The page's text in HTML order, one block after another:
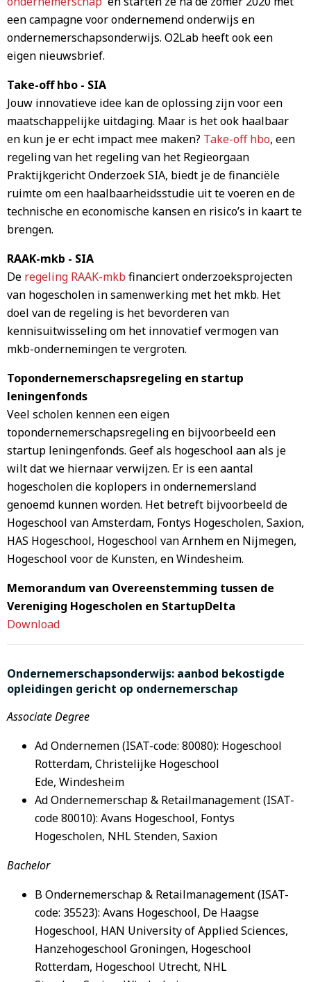
een campagne voor ondernemend onderwijs en
ondernemerschapsonderwijs. O2Lab heeft ook een
eigen nieuwsbrief.
Take-off hbo - SIA
Jouw innovatieve idee kan de oplossing zijn voor een
maatschappelijke uitdaging. Maar is het ook haalbaar
en kun je er echt impact mee maken? Take-off hbo, een
regeling van het regeling van het Regieorgaan
Praktijkgericht Onderzoek SIA, biedt je de financiële
ruimte om een haalbaarheidsstudie uit te voeren en de
technische en economische kansen en risico’s in kaart te
brengen.
RAAK-mkb - SIA
De regeling RAAK-mkb financiert onderzoeksprojecten
van hogescholen in samenwerking met het mkb. Het
doel van de regeling is het bevorderen van
kennisuitwisseling om het innovatief vermogen van
mkb-ondernemingen te vergroten.
Topondernemerschapsregeling en startup
leningenfonds
Veel scholen kennen een eigen
topondernemerschapsregeling en bijvoorbeeld een
startup leningenfonds. Geef als hogeschool aan als je
wilt dat we hiernaar verwijzen. Er is een aantal
hogescholen die koplopers in ondernemersland
genoemd kunnen worden. Het betreft bijvoorbeeld de
Hogeschool van Amsterdam, Fontys Hogescholen, Saxion,
HAS Hogeschool, Hogeschool van Arnhem en Nijmegen,
Hogeschool voor de Kunsten, en Windesheim.
Memorandum van Overeenstemming tussen de
Vereniging Hogescholen en StartupDelta
Download
Ondernemerschapsonderwijs: aanbod bekostigde
opleidingen gericht op ondernemerschap
Associate Degree
Ad Ondernemen (ISAT-code: 80080): Hogeschool
Rotterdam, Christelijke Hogeschool
Ede, Windesheim
Ad Ondernemerschap & Retailmanagement (ISAT-
code 80010): Avans Hogeschool, Fontys
Hogescholen, NHL Stenden, Saxion
Bachelor
B Ondernemerschap & Retailmanagement (ISAT-
code: 35523): Avans Hogeschool, De Haagse
Hogeschool, HAN University of Applied Sciences,
Hanzehogeschool Groningen, Hogeschool
Rotterdam, Hogeschool Utrecht, NHL